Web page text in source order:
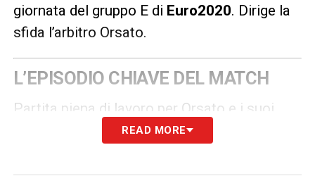
giornata del gruppo E di Euro2020. Dirige la
sfida l’arbitro Orsato.
L’EPISODIO CHIAVE DEL MATCH
Partita piena di lavoro per Orsato e i suoi
collaboratori. Che non sbagliano molto, ma
tutte dalla parte della Spagna. Al 25′ il
READ MORE